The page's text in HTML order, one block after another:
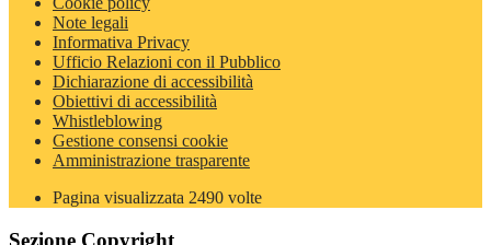
Note legali
Informativa Privacy
Ufficio Relazioni con il Pubblico
Dichiarazione di accessibilità
Obiettivi di accessibilità
Whistleblowing
Gestione consensi cookie
Amministrazione trasparente
Pagina visualizzata 2490 volte
Sezione Copyright